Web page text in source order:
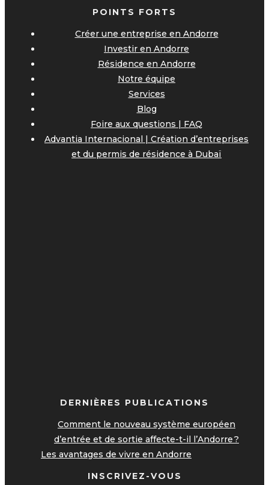
POINTS FORTS
Créer une entreprise en Andorre
Investir en Andorre
Résidence en Andorre
Notre équipe
Services
Blog
Foire aux questions | FAQ
Advantia Internacional | Création d’entreprises
et du permis de résidence à Dubaï
DERNIÈRES PUBLICATIONS
Comment le nouveau système européen
d’entrée et de sortie affecte-t-il l’Andorre ?
Les avantages de vivre en Andorre
INSCRIVEZ-VOUS